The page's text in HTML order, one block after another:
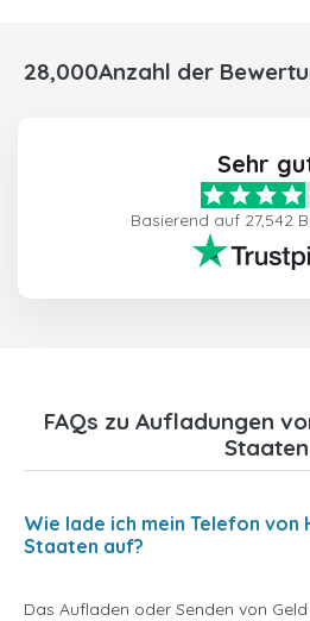
28,000Anzahl der
Sehr
Basierend auf 27,542
FAQs zu Aufladungen
Staaten
Wie lade ich mein Telefon von
Staaten auf?
Das Aufladen oder Senden von